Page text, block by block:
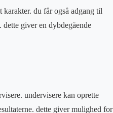
du får også adgang til
giver en dybdegående
undervisere kan oprette
dette giver mulighed for